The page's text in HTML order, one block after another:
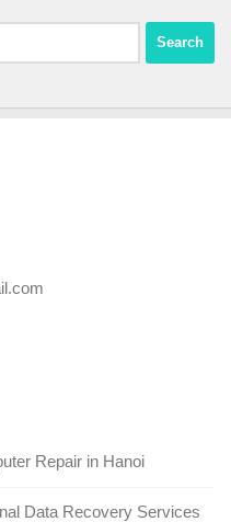
Repair in Hanoi
Data Recovery Services